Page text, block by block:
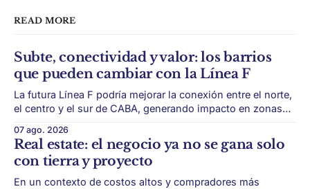
READ MORE
Subte, conectividad y valor: los barrios
que pueden cambiar con la Línea F
La futura Línea F podría mejorar la conexión entre el norte,
el centro y el sur de CABA, generando impacto en zonas
transporte puede cambiar el mapa inmobiliario de una
ciudad. La futura Línea F del subte busca mejorar la
conexión
07 ago. 2026
Real estate: el negocio ya no se gana solo
con tierra y proyecto
En un contexto de costos altos y compradores más